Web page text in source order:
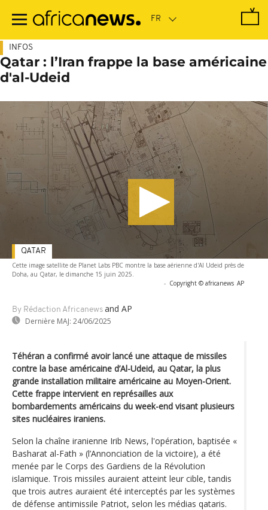
contenu
INFOS
Qatar : l’Iran frappe la base américaine
d'al-Udeid
Cette image satellite de Planet Labs PBC montre la base aérienne d'Al Udeid près de
Doha, au Qatar, le dimanche 15 juin 2025.
- Copyright © africanews AP
By Rédaction Africanews and AP
Dernière MAJ: 24/06/2025
QATAR
Téhéran a confirmé avoir lancé une attaque de missiles
contre la base américaine d’Al-Udeid, au Qatar, la plus
grande installation militaire américaine au Moyen-Orient.
Cette frappe intervient en représailles aux
bombardements américains du week-end visant plusieurs
sites nucléaires iraniens.
Selon la chaîne iranienne Irib News, l'opération, baptisée «
Basharat al-Fath » (l’Annonciation de la victoire), a été
menée par le Corps des Gardiens de la Révolution
islamique. Trois missiles auraient atteint leur cible, tandis
que trois autres auraient été interceptés par les systèmes
de défense antimissile Patriot, selon les médias qataris.